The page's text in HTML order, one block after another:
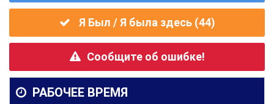
Я Был / Я была здесь (44)
Сообщите об ошибке!
РАБОЧЕЕ ВРЕМЯ